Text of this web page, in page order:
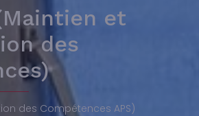
et
des
des Compétences APS)